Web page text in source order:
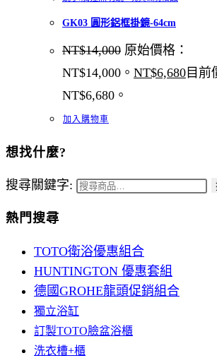
GK03 圓形鋁框掛鏡-64cm
NT$14,000 原始價格：
NT$14,000。 NT$6,680 目前
NT$6,680。
加入購物車
想找什麼?
搜尋關鍵字:
熱門搜尋
TOTO衛浴優惠組合
HUNTINGTON 優惠套組
德國GROHE龍頭促銷組合
獨立浴缸
訂製TOTO臉盆浴櫃
洗衣槽+櫃